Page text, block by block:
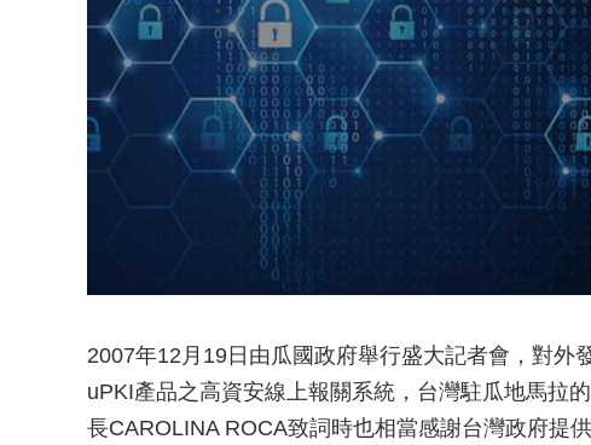
2007年12月19日由瓜國政府舉行盛大記者會，對外
uPKI產品之高資安線上報關系統，台灣駐瓜地馬拉
長CAROLINA ROCA致詞時也相當感謝台灣政府提